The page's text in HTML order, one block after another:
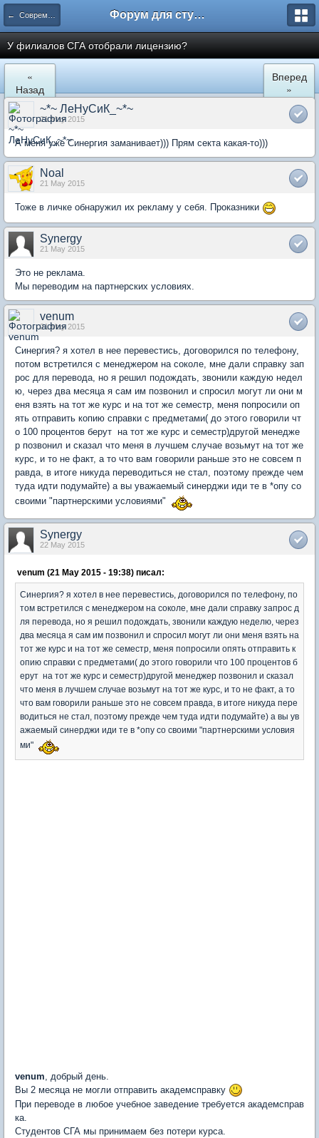
← Современная Гуманитарная Академия Форум для студента СГА
У филиалов СГА отобрали лицензию?
«
Назад
Вперед
»
~*~ ЛеНуСиК_~*~
21 May 2015
А меня уже Синергия заманивает))) Прям секта какая-то)))
Noal
21 May 2015
Тоже в личке обнаружил их рекламу у себя. Проказники
Synergy
21 May 2015
Это не реклама.
Мы переводим на партнерских условиях.
venum
21 May 2015
Синергия? я хотел в нее перевестись, договорился по телефону,
потом встретился с менеджером на соколе, мне дали справку зап
рос для перевода, но я решил подождать, звонили каждую недел
ю, через два месяца я сам им позвонил и спросил могут ли они м
еня взять на тот же курс и на тот же семестр, меня попросили оп
ять отправить копию справки с предметами( до этого говорили чт
о 100 процентов берут на тот же курс и семестр)другой менедже
р позвонил и сказал что меня в лучшем случае возьмут на тот же
курс, и то не факт, а то что вам говорили раньше это не совсем п
равда, в итоге никуда переводиться не стал, поэтому прежде чем
туда идти подумайте) а вы уважаемый синерджи иди те в *опу со
своими "партнерскими условиями"
Synergy
22 May 2015
venum (21 May 2015 - 19:38) писал:
Синергия? я хотел в нее перевестись, договорился по телефону, по
том встретился с менеджером на соколе, мне дали справку запрос д
ля перевода, но я решил подождать, звонили каждую неделю, через
два месяца я сам им позвонил и спросил могут ли они меня взять на
тот же курс и на тот же семестр, меня попросили опять отправить к
опию справки с предметами( до этого говорили что 100 процентов б
ерут на тот же курс и семестр)другой менеджер позвонил и сказал
что меня в лучшем случае возьмут на тот же курс, и то не факт, а то
что вам говорили раньше это не совсем правда, в итоге никуда пере
водиться не стал, поэтому прежде чем туда идти подумайте) а вы ув
ажаемый синерджи иди те в *опу со своими "партнерскими условия
ми"
venum , добрый день.
Вы 2 месяца не могли отправить академсправку
При переводе в любое учебное заведение требуется академсправ
ка.
Студентов СГА мы принимаем без потери курса.